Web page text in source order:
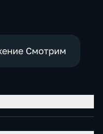
Смотрим